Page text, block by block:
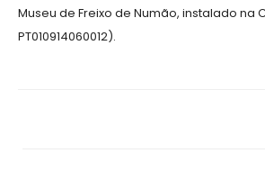
Museu de Freixo de Numão, instalado na
PT010914060012).